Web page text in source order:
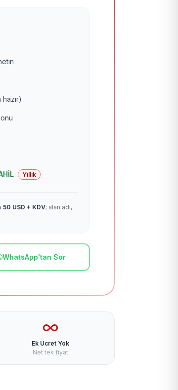
Yıllık
50 USD + KDV; alan adı,
WhatsApp'tan Sor
Ek Ücret Yok
Net tek fiyat